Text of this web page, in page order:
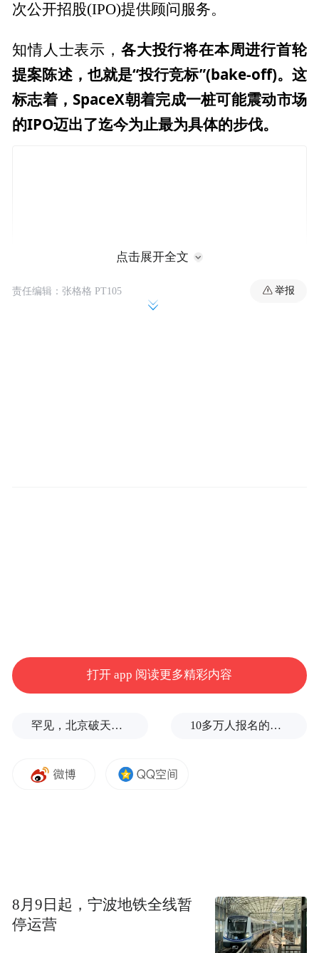
次公开招股(IPO)提供顾问服务。
知情人士表示， 各大投行将在本周进行首轮
提案陈述，也就是“投行竞标”(bake-off)。这
标志着，SpaceX朝着完成一桩可能震动市场
的IPO迈出了迄今为止最为具体的步伐。
的推移而增长，最近更因其星链卫星互联网
业务的客户增长而得到提振。
本月早些时候，《华尔街日报》报道称，
关交易对公司的估值约为8000亿美元，高于
(本文章版权归凤凰网所有，未经授权，不得转载)
点击展开全文
责任编辑：张格格 PT105 举报
打开 app 阅读更多精彩内容
罕见，北京破天荒率先救市，大松绑 10多万人报名的考试，成绩全部作废，公平么？
8月9日起，宁波地铁全线暂
停运营